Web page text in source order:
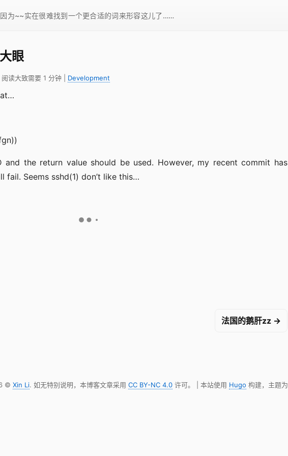
为~~实在很难找到一个更合适的词来形容这儿了……
眼
读大致需要 1 分钟 Development
and the return value should be used. However, my recent commit has
Seems sshd(1) don’t like this…
法国的鹅肝zz →
© Xin Li. 如无特别说明，本博客文章采用 CC BY-NC 4.0许可。 | 本站使用 Hugo 构建，主题为